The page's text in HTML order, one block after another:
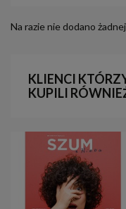
Na razie nie dodano
KLIENCI
KUPILI